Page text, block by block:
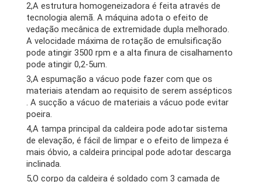
2,A estrutura homogeneizadora é feita através de
tecnologia alemã. A máquina adota o efeito de
vedação mecânica de extremidade dupla melhorado.
A velocidade máxima de rotação de emulsificação
pode atingir 3500 rpm e a alta finura de cisalhamento
pode atingir 0,2-5um.
3,A espumação a vácuo pode fazer com que os
materiais atendam ao requisito de serem assépticos
. A sucção a vácuo de materiais a vácuo pode evitar
poeira.
4,A tampa principal da caldeira pode adotar sistema
de elevação, é fácil de limpar e o efeito de limpeza é
mais óbvio, a caldeira principal pode adotar descarga
inclinada.
5,O corpo da caldeira é soldado com 3 camada de